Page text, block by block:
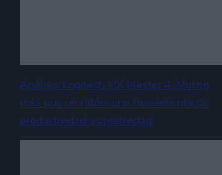
Análisis Logitech MX Master 4. Mucho
más que un ratón: una herramienta de
productividad y creatividad